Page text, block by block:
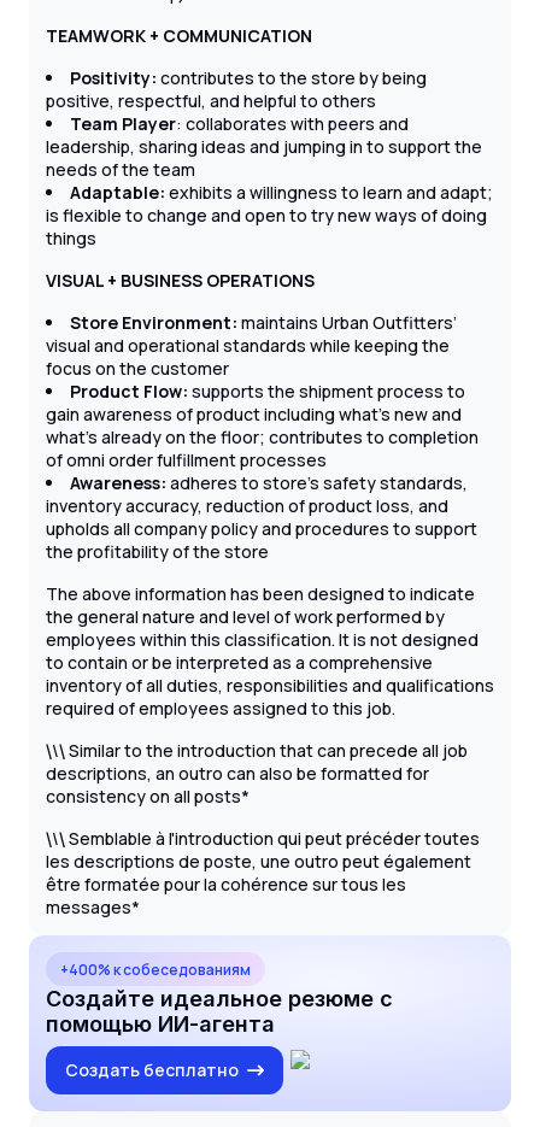
TEAMWORK + COMMUNICATION
Positivity: contributes to the store by being
positive, respectful, and helpful to others
Team Player: collaborates with peers and
leadership, sharing ideas and jumping in to support the
needs of the team
Adaptable: exhibits a willingness to learn and adapt;
is flexible to change and open to try new ways of doing
things
VISUAL + BUSINESS OPERATIONS
Store Environment: maintains Urban Outfitters’
visual and operational standards while keeping the
focus on the customer
Product Flow: supports the shipment process to
gain awareness of product including what’s new and
what’s already on the floor; contributes to completion
of omni order fulfillment processes
Awareness: adheres to store’s safety standards,
inventory accuracy, reduction of product loss, and
upholds all company policy and procedures to support
the profitability of the store
The above information has been designed to indicate
the general nature and level of work performed by
employees within this classification. It is not designed
to contain or be interpreted as a comprehensive
inventory of all duties, responsibilities and qualifications
required of employees assigned to this job.
\\\ Similar to the introduction that can precede all job
descriptions, an outro can also be formatted for
consistency on all posts*
\\\ Semblable à l'introduction qui peut précéder toutes
les descriptions de poste, une outro peut également
être formatée pour la cohérence sur tous les
messages*
+400% к собеседованиям
Создайте идеальное резюме с
помощью ИИ-агента
Создать бесплатно